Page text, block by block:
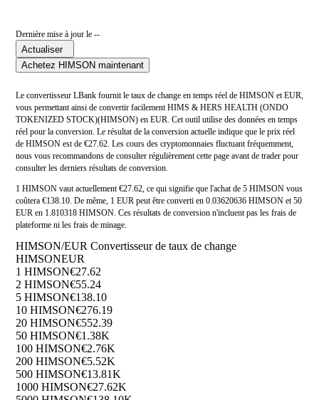
Dernière mise à jour le --
Actualiser
Achetez HIMSON maintenant
Le convertisseur LBank fournit le taux de change en temps réel de HIMSON et EUR,
vous permettant ainsi de convertir facilement HIMS & HERS HEALTH (ONDO
TOKENIZED STOCK)(HIMSON) en EUR. Cet outil utilise des données en temps
réel pour la conversion. Le résultat de la conversion actuelle indique que le prix réel
de HIMSON est de €27.62. Les cours des cryptomonnaies fluctuant fréquemment,
nous vous recommandons de consulter régulièrement cette page avant de trader pour
consulter les derniers résultats de conversion.
1 HIMSON vaut actuellement €27.62, ce qui signifie que l'achat de 5 HIMSON vous
coûtera €138.10. De même, 1 EUR peut être converti en 0.03620636 HIMSON et 50
EUR en 1.810318 HIMSON. Ces résultats de conversion n'incluent pas les frais de
plateforme ni les frais de minage.
HIMSON/EUR Convertisseur de taux de change
HIMSONEUR
1 HIMSON€27.62
2 HIMSON€55.24
5 HIMSON€138.10
10 HIMSON€276.19
20 HIMSON€552.39
50 HIMSON€1.38K
100 HIMSON€2.76K
200 HIMSON€5.52K
500 HIMSON€13.81K
1000 HIMSON€27.62K